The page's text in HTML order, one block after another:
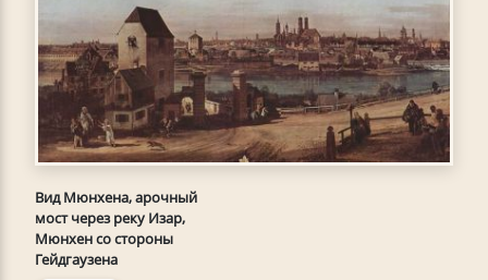
Вид Мюнхена, арочный
мост через реку Изар,
Мюнхен со стороны
Гейдгаузена